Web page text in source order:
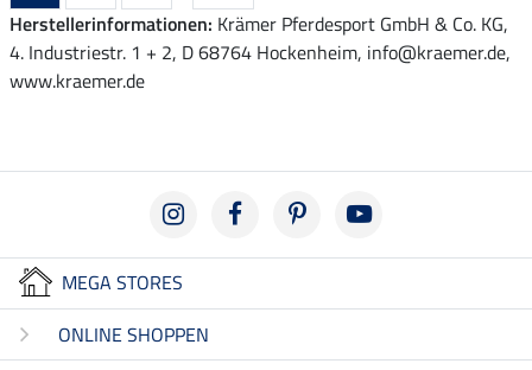
Herstellerinformationen: Krämer Pferdesport GmbH & Co. KG,
4. Industriestr. 1 + 2, D 68764 Hockenheim, info@kraemer.de,
www.kraemer.de
MEGA STORES
ONLINE SHOPPEN